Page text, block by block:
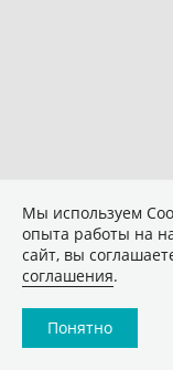
Мы используем
опыта работы на
сайт, вы
соглашения.
Понятно